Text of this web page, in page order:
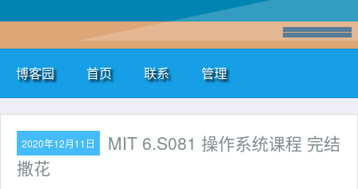
博客园 首页 联系 管理
2020年12月11日
MIT 6.S081 操作系统课程 完结
撒花